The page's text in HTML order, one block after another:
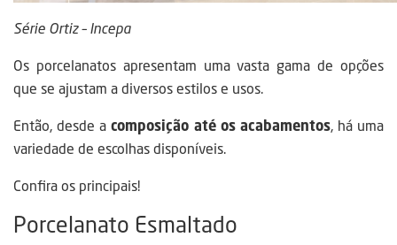
Série Ortiz – Incepa
Os porcelanatos apresentam uma vasta gama de opções
que se ajustam a diversos estilos e usos.
Então, desde acomposição até os acabamentos, há uma
variedade de escolhas disponíveis.
Confira os principais!
Porcelanato Esmaltado